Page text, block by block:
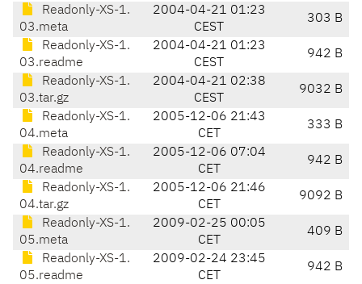
Readonly-XS-1.
03.meta
2004-04-21 01:23
CEST
303 B
Readonly-XS-1.
03.readme
2004-04-21 01:23
CEST
942 B
Readonly-XS-1.
03.tar.gz
2004-04-21 02:38
CEST
9032 B
Readonly-XS-1.
04.meta
2005-12-06 21:43
CET
333 B
Readonly-XS-1.
04.readme
2005-12-06 07:04
CET
942 B
Readonly-XS-1.
04.tar.gz
2005-12-06 21:46
CET
9092 B
Readonly-XS-1.
05.meta
2009-02-25 00:05
CET
409 B
Readonly-XS-1.
05.readme
2009-02-24 23:45
CET
942 B